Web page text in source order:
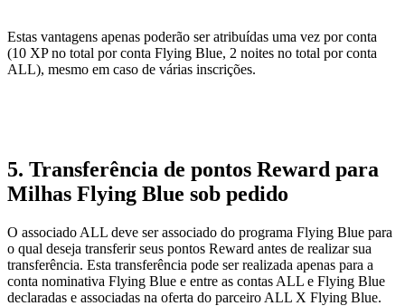
Estas vantagens apenas poderão ser atribuídas uma vez por conta
(10 XP no total por conta Flying Blue, 2 noites no total por conta
ALL), mesmo em caso de várias inscrições.
5. Transferência de pontos Reward para
Milhas Flying Blue sob pedido
O associado ALL deve ser associado do programa Flying Blue para
o qual deseja transferir seus pontos Reward antes de realizar sua
transferência. Esta transferência pode ser realizada apenas para a
conta nominativa Flying Blue e entre as contas ALL e Flying Blue
declaradas e associadas na oferta do parceiro ALL X Flying Blue.